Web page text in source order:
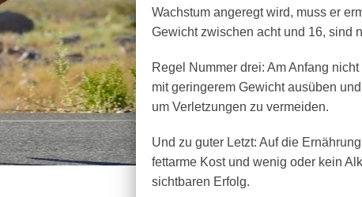
Wachstum angeregt wird, muss er
Gewicht zwischen acht und 16, sind
Regel Nummer drei: Am Anfang
mit geringerem Gewicht ausüben
um Verletzungen zu vermeiden.
Und zu guter Letzt: Auf die
fettarme Kost und wenig oder kein
sichtbaren Erfolg.